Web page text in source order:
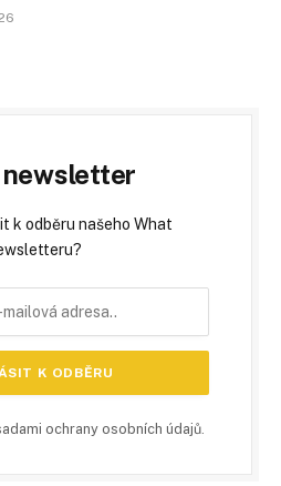
k odběru našeho What
ochrany osobních údajů